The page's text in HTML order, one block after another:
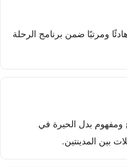
هادئًا ومرتبًا ضمن برنامج الرحلة
ومفهوم بدل الحيرة في
بين المدينتين.